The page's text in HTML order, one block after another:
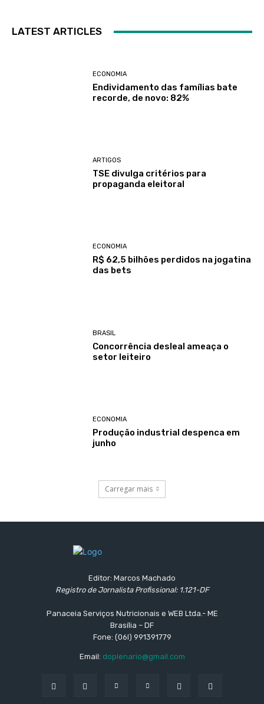
LATEST ARTICLES
ECONOMIA
Endividamento das famílias bate
recorde, de novo: 82%
ARTIGOS
TSE divulga critérios para
propaganda eleitoral
ECONOMIA
R$ 62,5 bilhões perdidos na jogatina
das bets
BRASIL
Concorrência desleal ameaça o
setor leiteiro
ECONOMIA
Produção industrial despenca em
junho
Carregar mais
Editor: Marcos Machado
Registro de Jornalista Profissional: 1.121-DF
Panaceia Serviços Nutricionais e WEB Ltda.- ME
Brasília – DF
Fone: (06l) 991391779
Email: doplenario@gmail.com